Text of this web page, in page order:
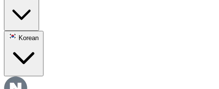
SOL 소식
Korean